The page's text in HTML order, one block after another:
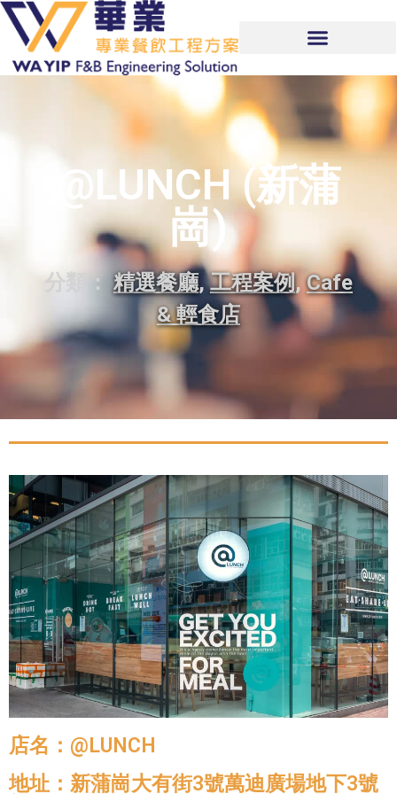
@LUNCH (新蒲
崗)
分類： 精選餐廳,工程案例,Cafe
& 輕食店
店名：@LUNCH
地址：新蒲崗大有街3號萬迪廣場地下3號